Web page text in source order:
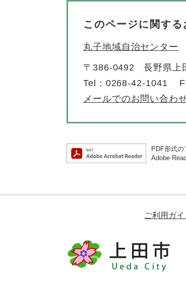
このページに関す
丸子地域自治センター
〒386-0492
長野県上
Tel：0268-42-1041
メールでのお問い合わ
PDF形式
Adobe
ご利用ガイ